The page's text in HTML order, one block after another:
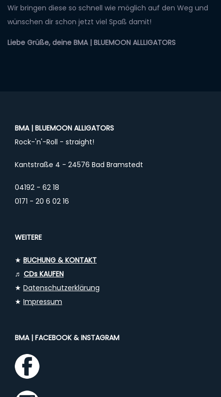
Wir bringen diese so schnell wie möglich auf den Weg und
wünschen dir schon jetzt viel Spaß damit!
Liebe Grüße, deine BMA | BLUEMOON ALLLIGATORS
BMA | BLUEMOON ALLIGATORS
Rock-'n'-Roll - straight!
Kantstraße 4 - 24576 Bad Bramstedt
04192 - 62 18
0171 - 20 6 02 16
WEITERE
★ BUCHUNG & KONTAKT
♬ CDs KAUFEN
★ Datenschutzerklärung
★ Impressum
BMA | FACEBOOK & INSTAGRAM